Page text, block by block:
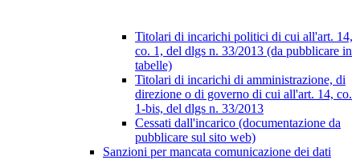
Titolari di incarichi politici di cui all'art. 14,
co. 1, del dlgs n. 33/2013 (da pubblicare in
tabelle)
Titolari di incarichi di amministrazione, di
direzione o di governo di cui all'art. 14, co.
1-bis, del dlgs n. 33/2013
Cessati dall'incarico (documentazione da
pubblicare sul sito web)
Sanzioni per mancata comunicazione dei dati